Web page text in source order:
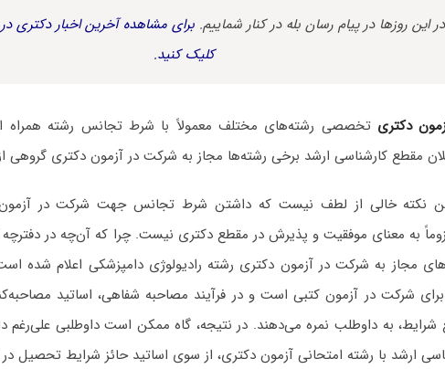
در این روزها در پیام رسان بله در کنار شماییم. برای مشاهده آخرین اخبار دکتری
کلیک کنید.
دکتری تخصصی رشته‌های مختلف معمولاً با شرط تجانس رشته همراه
مقطع کارشناسی ارشد برخی رشته‌ها مجاز به شرکت در آزمون دکتری گروهی
این نکته خالی از لطف نیست که داشتن شرط تجانس جهت شرکت در آزمون
به معنای موفقیت و پذیرش در مقطع دکتری نیست. چرا که آن‌چه در
مجاز به شرکت در آزمون دکتری رشته رادیولوژی دامپزشکی اعلام شده
برای شرکت در آزمون کتبی است و در فرآیند مصاحبه شفاهی، اساتید
شرایط، به داوطلب نمره می‌دهند. در نتیجه، گاه ممکن است داوطلبی
ارشد با رشته امتحانی آزمون دکتری، از سوی اساتید حائز شرایط تحصیل